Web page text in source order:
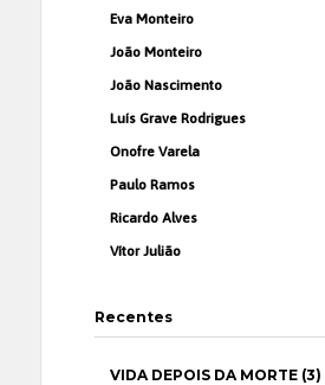
Eva Monteiro
João Monteiro
João Nascimento
Luís Grave Rodrigues
Onofre Varela
Paulo Ramos
Ricardo Alves
Vítor Julião
Recentes
VIDA DEPOIS DA MORTE (3)